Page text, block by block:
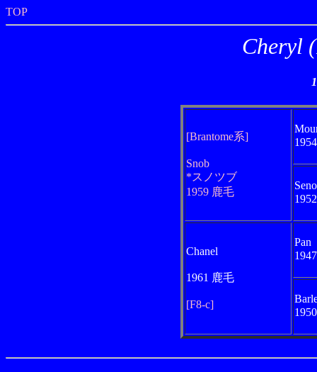
TOP
Cheryl
[Brantome系]
Snob
*スノツブ
1959 鹿毛
Chanel
1961 鹿毛
[F8-c]
Pan